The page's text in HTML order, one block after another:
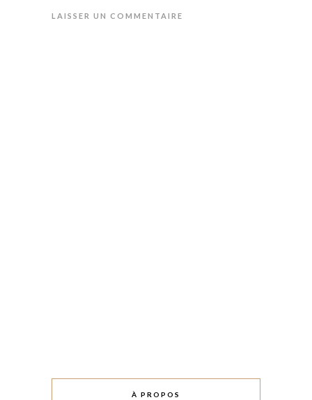
LAISSER UN COMMENTAIRE
À PROPOS